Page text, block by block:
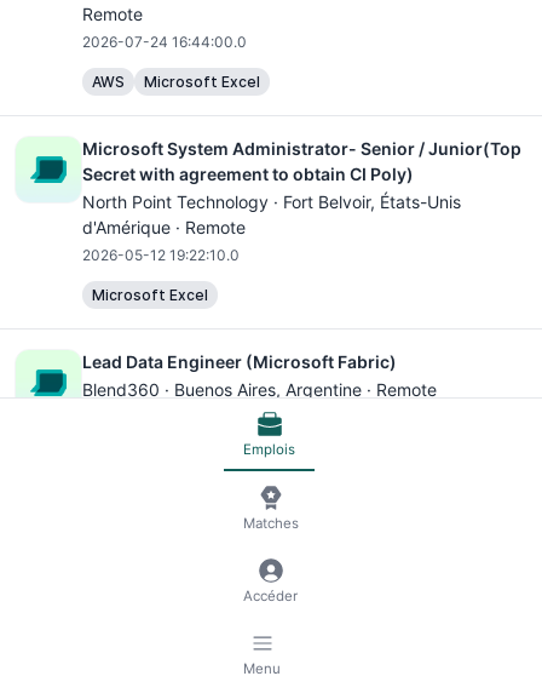
Remote
2026-07-24 16:44:00.0
AWS Microsoft Excel
Microsoft System Administrator- Senior / Junior(Top
Secret with agreement to obtain CI Poly)
North Point Technology · Fort Belvoir, États-Unis
d'Amérique · Remote
2026-05-12 19:22:10.0
Microsoft Excel
Lead Data Engineer (Microsoft Fabric)
Blend360 · Buenos Aires, Argentine · Remote
AWS Microsoft Excel
Lead Data Engineer (Microsoft Fabric)
Emplois
Matches
Accéder
Menu